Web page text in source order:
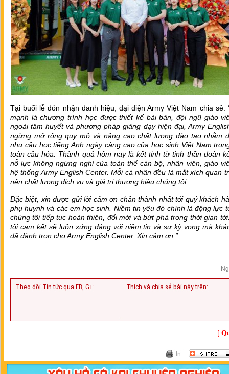
Tại buổi lễ đón nhận danh hiệu, đại diện Army Việt Nam chia sẻ:
mạnh là chương trình học được thiết kế bài bản, đội ngũ giáo
ngoài tâm huyết và phương pháp giảng dạy hiện đại, Army
ngừng mở rộng quy mô và nâng cao chất lượng đào tạo nhằm
nhu cầu học tiếng Anh ngày càng cao của học sinh Việt Nam
toàn cầu hóa. Thành quả hôm nay là kết tinh từ tinh thần đoàn
nỗ lực không ngừng nghỉ của toàn thể cán bộ, nhân viên, giáo
hệ thống Army English Center. Mỗi cá nhân đều là mắt xích quan
nên chất lượng dịch vụ và giá trị thương hiệu chúng tôi.
Đặc biệt, xin được gửi lời cảm ơn chân thành nhất tới quý khách
phụ huynh và các em học sinh. Niềm tin yêu đó chính là động lực
chúng tôi tiếp tục hoàn thiện, đổi mới và bứt phá trong thời gian
tôi cam kết sẽ luôn xứng đáng với niềm tin và sự kỳ vọng mà
đã dành trọn cho Army English Center. Xin cảm ơn.”
Theo dõi Tin tức qua FB, G+: Thích và chia sẻ bài này trên:
[
In